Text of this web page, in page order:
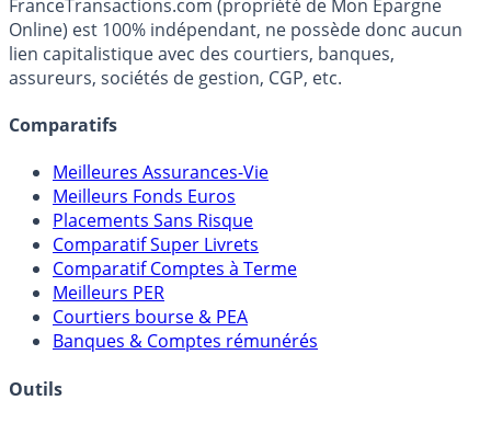
FranceTransactions.com (propriété de Mon Epargne
Online) est 100% indépendant, ne possède donc aucun
lien capitalistique avec des courtiers, banques,
assureurs, sociétés de gestion, CGP, etc.
Comparatifs
Meilleures Assurances-Vie
Meilleurs Fonds Euros
Placements Sans Risque
Comparatif Super Livrets
Comparatif Comptes à Terme
Meilleurs PER
Courtiers bourse & PEA
Banques & Comptes rémunérés
Outils